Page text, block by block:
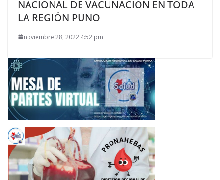
NACIONAL DE VACUNACIÓN EN TODA
LA REGIÓN PUNO
noviembre 28, 2022 4:52 pm